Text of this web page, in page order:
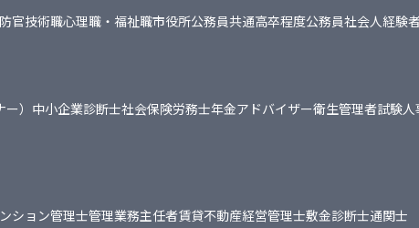
官技術職心理職・福祉職市役所公務員共通高卒程度公務員社会人経験
） 中小企業診断士社会保険労務士年金アドバイザー衛生管理者試験
ション管理士管理業務主任者賃貸不動産経営管理士敷金診断士通関士